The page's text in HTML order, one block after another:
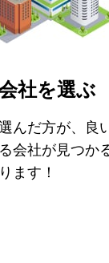
社を選ぶ
んだ方が、良
会社が見つか
ます！